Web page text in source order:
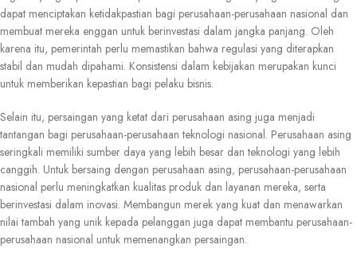
dapat menciptakan ketidakpastian bagi perusahaan-perusahaan nasional dan
membuat mereka enggan untuk berinvestasi dalam jangka panjang. Oleh
karena itu, pemerintah perlu memastikan bahwa regulasi yang diterapkan
stabil dan mudah dipahami. Konsistensi dalam kebijakan merupakan kunci
untuk memberikan kepastian bagi pelaku bisnis.
Selain itu, persaingan yang ketat dari perusahaan asing juga menjadi
tantangan bagi perusahaan-perusahaan teknologi nasional. Perusahaan asing
seringkali memiliki sumber daya yang lebih besar dan teknologi yang lebih
canggih. Untuk bersaing dengan perusahaan asing, perusahaan-perusahaan
nasional perlu meningkatkan kualitas produk dan layanan mereka, serta
berinvestasi dalam inovasi. Membangun merek yang kuat dan menawarkan
nilai tambah yang unik kepada pelanggan juga dapat membantu perusahaan-
perusahaan nasional untuk memenangkan persaingan.